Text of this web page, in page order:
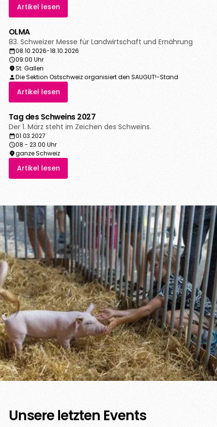
Artikel lesen
OLMA
83. Schweizer Messe für Landwirtschaft und Ernährung
08.10.2026-18.10.2026
09:00 Uhr
St. Gallen
Die Sektion Ostschweiz organisiert den SAUGUT!-Stand
Artikel lesen
Tag des Schweins 2027
Der 1. März steht im Zeichen des Schweins.
01.03.2027
08 - 23.00 Uhr
ganze Schweiz
Artikel lesen
Unsere letzten Events